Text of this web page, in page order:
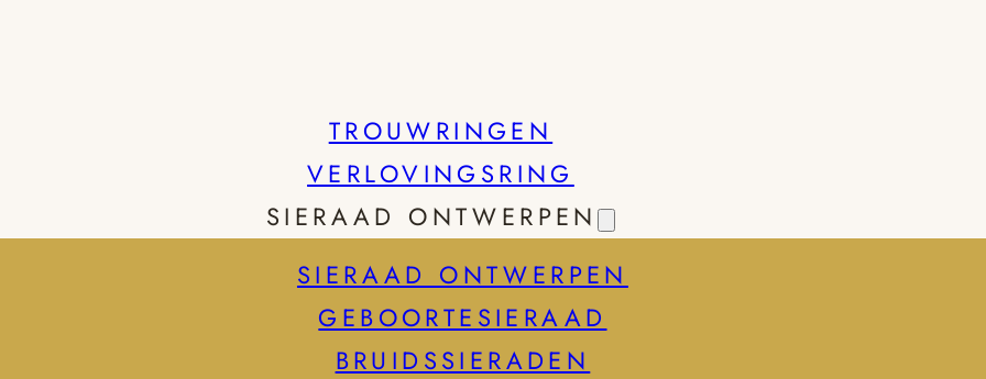
TROUWRINGEN
VERLOVINGSRING
SIERAAD ONTWERPEN
SIERAAD ONTWERPEN
GEBOORTESIERAAD
BRUIDSSIERADEN